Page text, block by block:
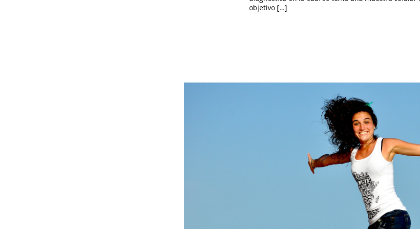
objetivo […]